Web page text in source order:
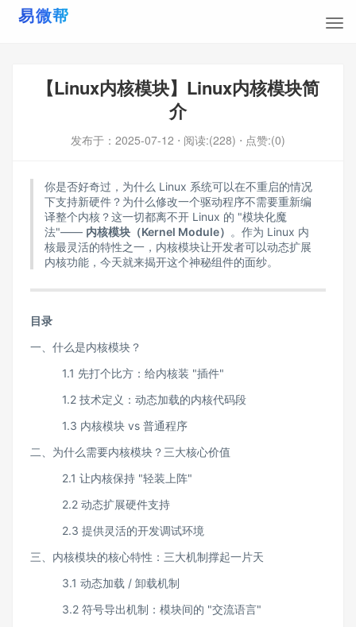
【Linux内核模块】Linux内核模块简
介
发布于： 2025-07-12 ⋅ 阅读:(228) ⋅ 点赞:(0)
你是否好奇过，为什么 Linux 系统可以在不重启的情况
下支持新硬件？为什么修改一个驱动程序不需要重新编
译整个内核？这一切都离不开 Linux 的 "模块化魔
法"—— 内核模块（Kernel Module） 。作为 Linux 内
核最灵活的特性之一，内核模块让开发者可以动态扩展
内核功能，今天就来揭开这个神秘组件的面纱。​
目录
一、什么是内核模块？
1.1 先打个比方：给内核装 "插件"​
1.2 技术定义：动态加载的内核代码段​
1.3 内核模块 vs 普通程序​​
二、为什么需要内核模块？三大核心价值​
2.1 让内核保持 "轻装上阵"​
2.2 动态扩展硬件支持​
2.3 提供灵活的开发调试环境​
三、内核模块的核心特性：三大机制撑起一片天​
3.1 动态加载 / 卸载机制​
3.2 符号导出机制：模块间的 "交流语言"​